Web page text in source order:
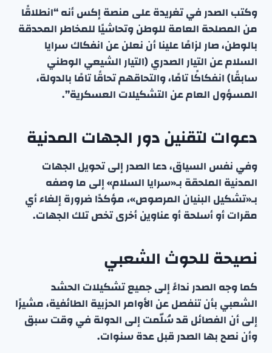
وكتب الصدر في تغريدة على منصة إكس أنه “انطلاقًا
من المصلحة العامة للوطن وتحاشيًا للمخاطر المحدقة
بالوطن، صار لزامًا علينا أن نعلن عن انفكاك سرايا
السلام عن التيار الصدري (التيار الشيعي الوطني
سابقًا) انفكاكًا تامًا، والتحاقهم تحاقًا تامًا بالدولة،
المسؤول العام عن التشكيلات العسكرية”.
دعوات لتقنين دور الجهات المدنية
وفي نفس السياق، دعا الصدر إلى تحويل الجهات
المدنية الملحقة بـ«سرايا السلام» إلى ما وصفه
بـ«تشكيل البنيان المرصوص»، مؤكدًا ضرورة إلغاء أي
مقرات أو أسلحة أو عناوين أخرى تخص تلك الجهات.
نصيحة للحوث الشعبي
كما وجه الصدر نداءً إلى جميع تشكيلات الحشد
الشعبي بأن تنفصل عن الأوامر الحزبية الطائفية، مشيرًا
إلى أن الفصائل قد سُلّمت إلى الدولة في وقت سبق
وأن نصح بها الصدر قبل عدة سنوات.